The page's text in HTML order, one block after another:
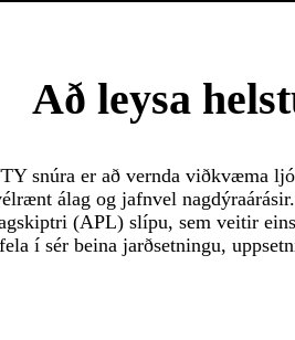
Að leysa
snúra er að vernda viðkvæma
álag og jafnvel
(APL) slípu, sem veitir
í sér beina jarðsetningu,